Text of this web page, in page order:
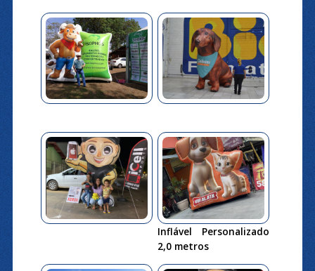
Inflável Personalizado
2,0 metros